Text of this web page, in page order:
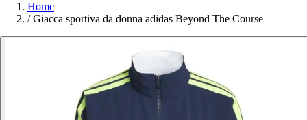
Home
/ Giacca sportiva da donna adidas Beyond The Course